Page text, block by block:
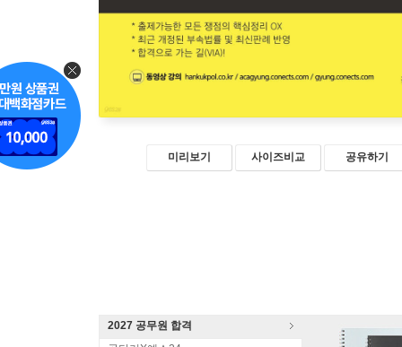
미리보기 사이즈비교 공유하기
2027 공무원 합격